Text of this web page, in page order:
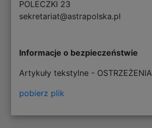
POLECZKI 23
sekretariat@astrapolska.pl
Informacje o bezpieczeństwie
Artykuły tekstylne - OSTRZEŻENIA
pobierz plik